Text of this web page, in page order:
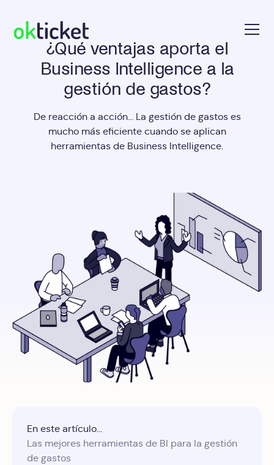
okticket¿Qué ventajas aporta el
Business Intelligence a la
gestión de gastos?
De reacción a acción... La gestión de gastos es
mucho más eficiente cuando se aplican
herramientas de Business Intelligence.
En este artículo...
Las mejores herramientas de BI para la gestión
de gastos